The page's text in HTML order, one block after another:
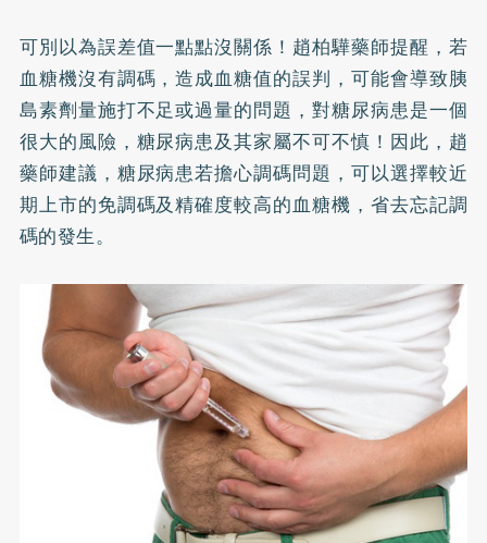
可別以為誤差值一點點沒關係！趙柏驊藥師提醒，若
血糖機沒有調碼，造成血糖值的誤判，可能會導致胰
島素劑量施打不足或過量的問題，對糖尿病患是一個
很大的風險，糖尿病患及其家屬不可不慎！因此，趙
藥師建議，糖尿病患若擔心調碼問題，可以選擇較近
期上市的免調碼及精確度較高的血糖機，省去忘記調
碼的發生。